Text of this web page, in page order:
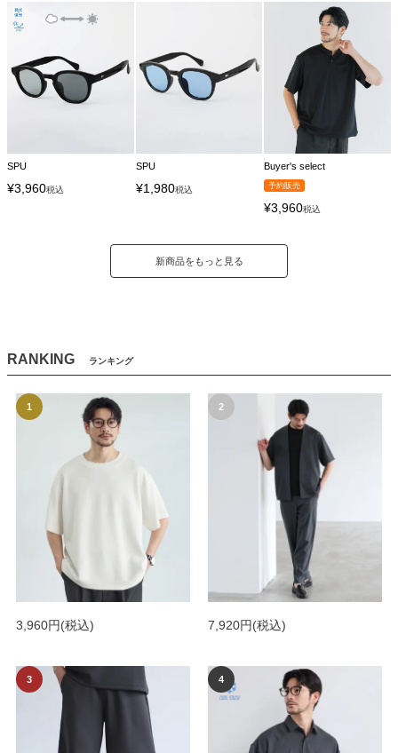
SPU
¥3,960税込
SPU
¥1,980税込
Buyer's select
予約販売
¥3,960税込
新商品をもっと見る
RANKING ランキング
3,960円(税込) 7,920円(税込)